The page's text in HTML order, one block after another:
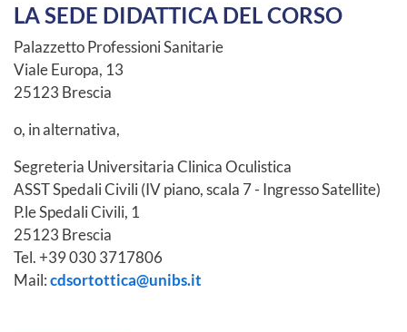
LA SEDE DIDATTICA DEL CORSO
Palazzetto Professioni Sanitarie
Viale Europa, 13
25123 Brescia
o, in alternativa,
Segreteria Universitaria Clinica Oculistica
ASST Spedali Civili (IV piano, scala 7 - Ingresso Satellite)
P.le Spedali Civili, 1
25123 Brescia
Tel. +39 030 3717806
Mail:cdsortottica@unibs.it